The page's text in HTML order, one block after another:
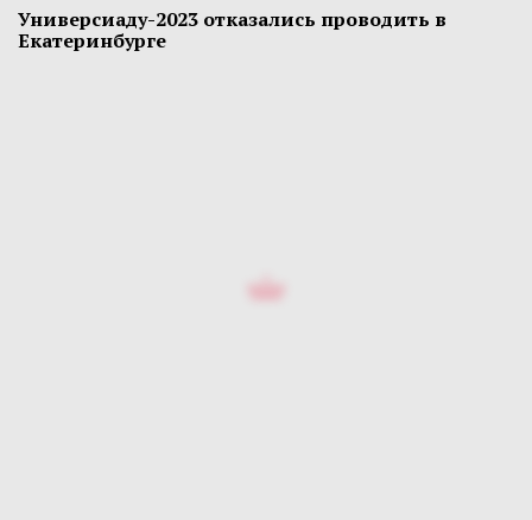
Универсиаду-2023 отказались проводить в
Екатеринбурге